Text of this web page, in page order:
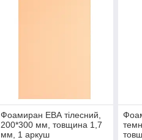
Фоамиран ЕВА тілесний,
200*300 мм, товщина 1,7
мм, 1 аркуш